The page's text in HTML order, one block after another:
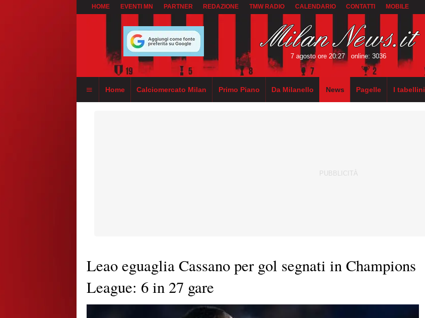
HOME EVENTI MN PARTNER REDAZIONE TMW RADIO CALENDARIO CONTATTI MOBILE
7 agosto ore 20:27 online: 3036
Home Calciomercato Milan Primo Piano Da Milanello News Pagelle I tabellini
Leao eguaglia Cassano per gol segnati in Champions
League: 6 in 27 gare